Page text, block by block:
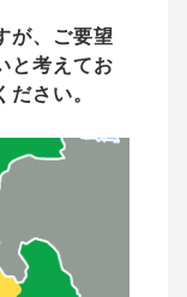
が、ご要望
と考えてお
ださい。